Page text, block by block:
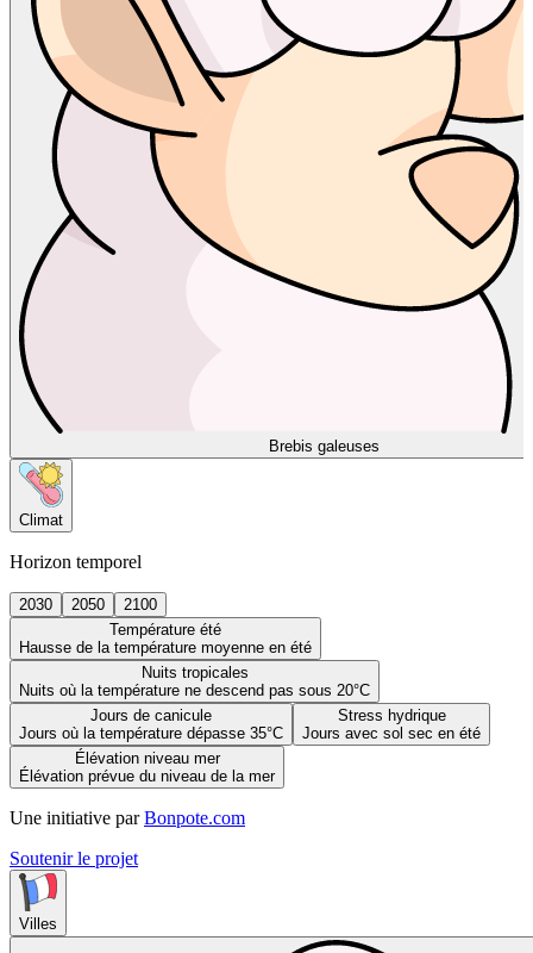
Brebis galeuses
Climat
Horizon temporel
2030 2050
2100
Température été
Hausse de la température moyenne en été
Nuits tropicales
Nuits où la température ne descend pas sous 20°C
Jours de canicule
Jours où la température dépasse 35°C
Stress hydrique
Jours avec sol sec en été
Élévation niveau mer
Élévation prévue du niveau de la mer
Une initiative par Bonpote.com
Soutenir le projet
Villes